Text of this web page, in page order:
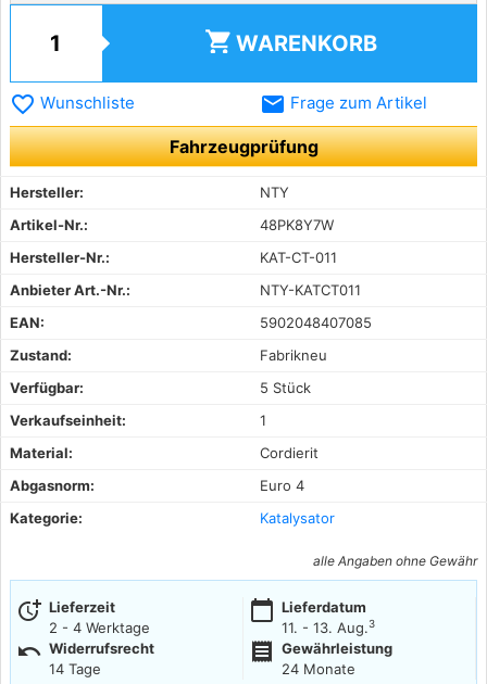
shopping_cart WARENKORB
favorite_border Wunschliste email Frage zum Artikel
Fahrzeugprüfung
Hersteller:
NTY
Artikel-Nr.:
48PK8Y7W
Hersteller-Nr.:
KAT-CT-011
Anbieter Art.-Nr.:
NTY-KATCT011
EAN:
5902048407085
Zustand:
Fabrikneu
Verfügbar:
5 Stück
Verkaufseinheit:
1
Material:
Cordierit
Abgasnorm:
Euro 4
Kategorie:
Katalysator
alle Angaben ohne Gewähr
more_time Lieferzeit
2 - 4 Werktage
calendar_today Lieferdatum
11. - 13. Aug.3
undo Widerrufsrecht
14 Tage
receipt
Gewährleistung
24 Monate